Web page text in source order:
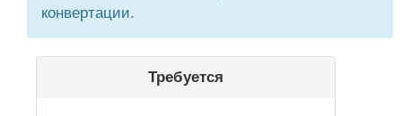
конвертации.
Требуется